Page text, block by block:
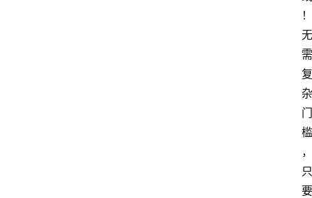
！
无
需
复
杂
门
槛
，
只
要